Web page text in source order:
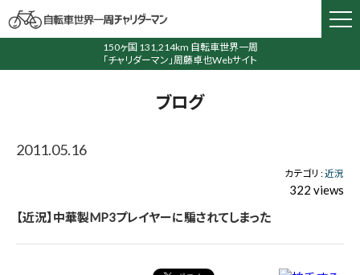
150ヶ国 131,214km 自転車世界一周
「チャリダーマン」周藤卓也Webサイト
ブログ
2011.05.16
カテゴリ :近況
322 views
【近況】中華製MP3プレイヤーに騙されてしまった